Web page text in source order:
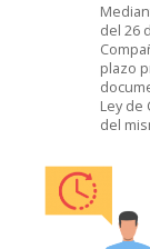
del 26
plazo
Ley de
del